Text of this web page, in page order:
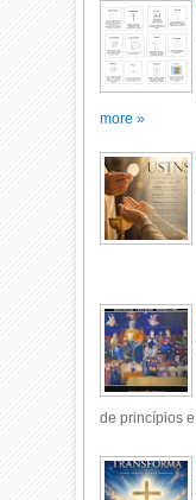
more »
de princípios